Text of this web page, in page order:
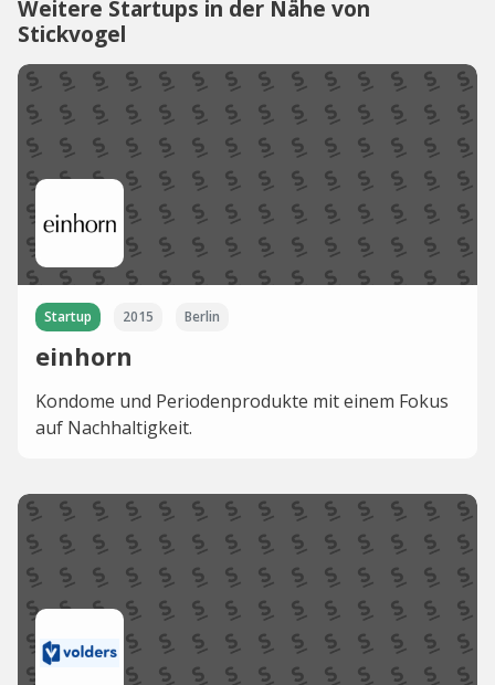
Weitere Startups in der Nähe von
Stickvogel
Startup 2015 Berlin
einhorn
Kondome und Periodenprodukte mit einem Fokus
auf Nachhaltigkeit.